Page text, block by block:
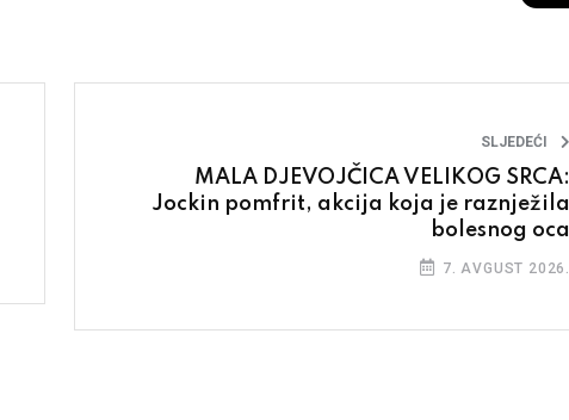
SLJEDEĆI
MALA DJEVOJČICA VELIKOG SRCA:
Jockin pomfrit, akcija koja je raznježila
bolesnog oca
7. AVGUST 2026.